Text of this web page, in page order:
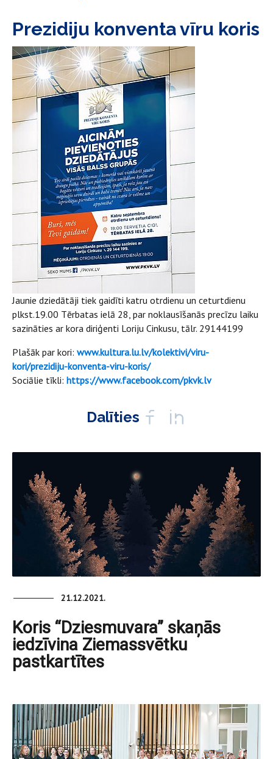
Prezidiju konventa vīru koris
Jaunie dziedātāji tiek gaidīti katru otrdienu un ceturtdienu
plkst.19.00 Tērbatas ielā 28, par noklausīšanās precīzu laiku
sazināties ar kora diriģenti Loriju Cinkusu, tālr. 29144199
Plašāk par kori: www.kultura.lu.lv/kolektivi/viru-
kori/prezidiju-konventa-viru-koris/
Sociālie tīkli: https://www.facebook.com/pkvk.lv
Dalīties
21.12.2021.
Koris “Dziesmuvara” skaņās
iedzīvina Ziemassvētku
pastkartītes